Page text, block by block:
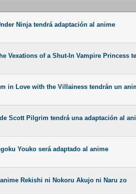
Ninja tendrá adaptación al anime
Vexations of a Shut-In Vampire Princess
in Love with the Villainess tendrán un
Scott Pilgrim tendrá una adaptación al
Youko será adaptado al anime
Rekishi ni Nokoru Akujo ni Naru zo